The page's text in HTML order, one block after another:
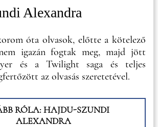
Alexandra
óta olvasok, előtte a kötelező
igazán fogtak meg, majd jött
és a Twilight saga és teljes
az olvasás szeretetével.
RÓLA: HAJDU-SZUNDI
ALEXANDRA